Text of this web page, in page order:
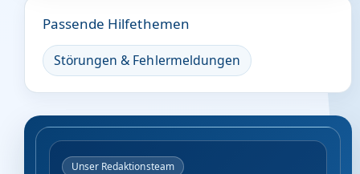
Passende Hilfethemen
Störungen & Fehlermeldungen
Unser Redaktionsteam